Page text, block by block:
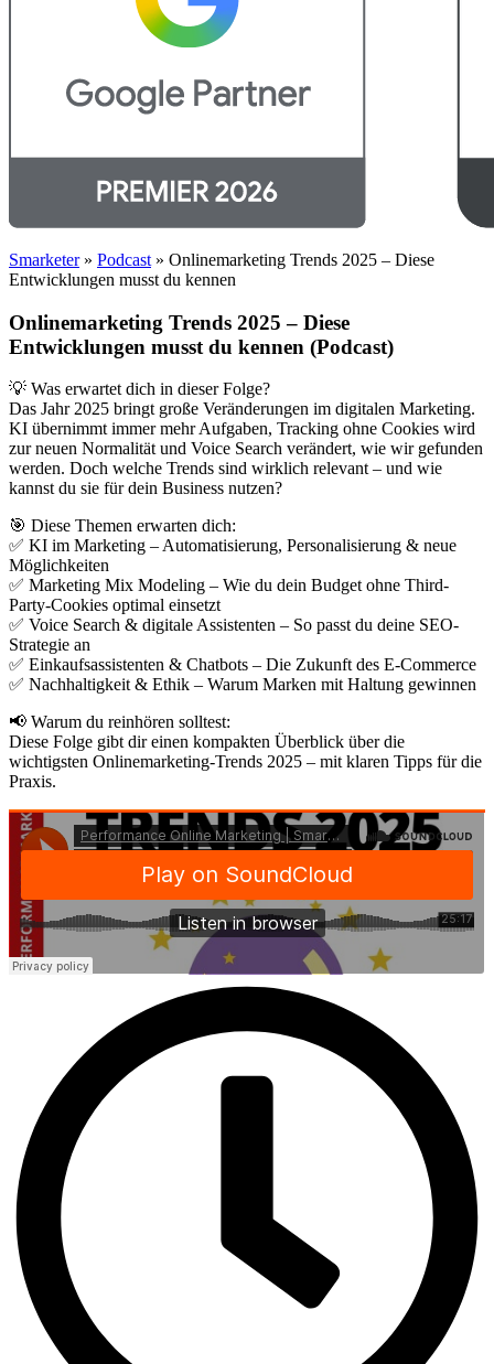
Smarketer» Podcast » Onlinemarketing Trends 2025 – Diese
Entwicklungen musst du kennen
Onlinemarketing Trends 2025 – Diese
Entwicklungen musst du kennen (Podcast)
💡 Was erwartet dich in dieser Folge?
Das Jahr 2025 bringt große Veränderungen im digitalen Marketing.
KI übernimmt immer mehr Aufgaben, Tracking ohne Cookies wird
zur neuen Normalität und Voice Search verändert, wie wir gefunden
werden. Doch welche Trends sind wirklich relevant – und wie
kannst du sie für dein Business nutzen?
🎯 Diese Themen erwarten dich:
✅ KI im Marketing – Automatisierung, Personalisierung & neue
Möglichkeiten
✅ Marketing Mix Modeling – Wie du dein Budget ohne Third-
Party-Cookies optimal einsetzt
✅ Voice Search & digitale Assistenten – So passt du deine SEO-
Strategie an
✅ Einkaufsassistenten & Chatbots – Die Zukunft des E-Commerce
✅ Nachhaltigkeit & Ethik – Warum Marken mit Haltung gewinnen
📢 Warum du reinhören solltest:
Diese Folge gibt dir einen kompakten Überblick über die
wichtigsten Onlinemarketing-Trends 2025 – mit klaren Tipps für die
Praxis.